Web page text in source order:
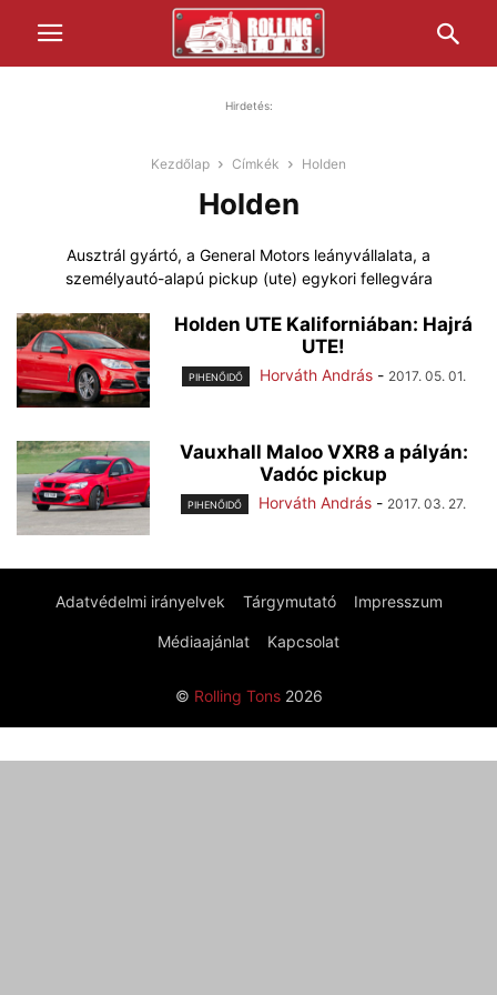
Hirdetés:
Kezdőlap Címkék Holden
Holden
Ausztrál gyártó, a General Motors leányvállalata, a
személyautó-alapú pickup (ute) egykori fellegvára
Holden UTE Kaliforniában: Hajrá
UTE!
PIHENŐIDŐ Horváth András - 2017. 05. 01.
Vauxhall Maloo VXR8 a pályán:
Vadóc pickup
PIHENŐIDŐ Horváth András - 2017. 03. 27.
Adatvédelmi irányelvek Tárgymutató Impresszum
Médiaajánlat Kapcsolat
© Rolling Tons2026